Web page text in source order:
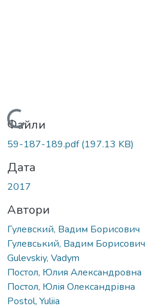
Вантажиться...
Файли
59-187-189.pdf(197.13 KB)
Дата
2017
Автори
Гулевский, Вадим Борисович
Гулевський, Вадим Борисович
Gulevskiy, Vadym
Постол, Юлия Александровна
Постол, Юлія Олександрівна
Postol, Yuliia